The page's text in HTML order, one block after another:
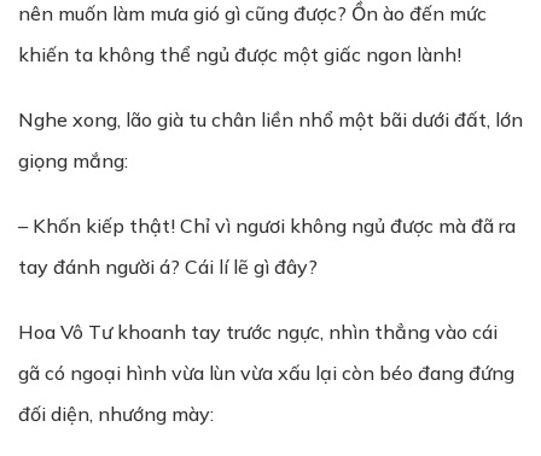
nên muốn làm mưa gió gì cũng được? Ồn ào đến mức
khiến ta không thể ngủ được một giấc ngon lành!
Nghe xong, lão già tu chân liền nhổ một bãi dưới đất, lớn
giọng mắng:
– Khốn kiếp thật! Chỉ vì ngươi không ngủ được mà đã ra
tay đánh người á? Cái lí lẽ gì đây?
Hoa Vô Tư khoanh tay trước ngực, nhìn thẳng vào cái
gã có ngoại hình vừa lùn vừa xấu lại còn béo đang đứng
đối diện, nhướng mày: